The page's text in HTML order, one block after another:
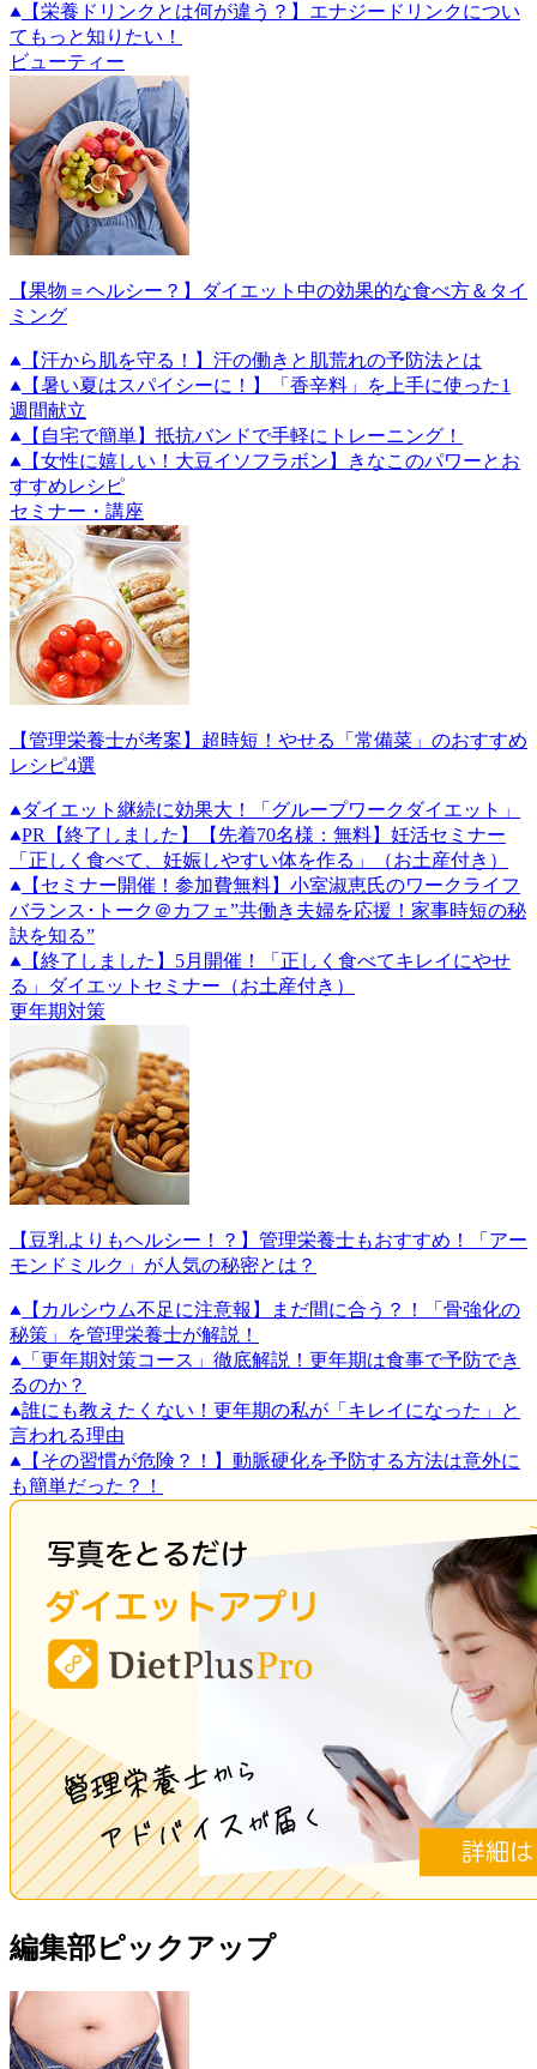
【栄養ドリンクとは何が違う？】エナジードリンクについ
てもっと知りたい！
ビューティー
【果物＝ヘルシー？】ダイエット中の効果的な食べ方＆タイ
ミング
【汗から肌を守る！】汗の働きと肌荒れの予防法とは
【暑い夏はスパイシーに！】「香辛料」を上手に使った1
週間献立
【自宅で簡単】抵抗バンドで手軽にトレーニング！
【女性に嬉しい！大豆イソフラボン】きなこのパワーとお
すすめレシピ
セミナー・講座
【管理栄養士が考案】超時短！やせる「常備菜」のおすすめ
レシピ4選
ダイエット継続に効果大！「グループワークダイエット」
PR
【終了しました】【先着70名様：無料】妊活セミナー
「正しく食べて、妊娠しやすい体を作る」（お土産付き）
【セミナー開催！参加費無料】小室淑恵氏のワークライフ
バランス･トーク＠カフェ”共働き夫婦を応援！家事時短の秘
訣を知る”
【終了しました】5月開催！「正しく食べてキレイにやせ
る」ダイエットセミナー（お土産付き）
更年期対策
【豆乳よりもヘルシー！？】管理栄養士もおすすめ！「アー
モンドミルク」が人気の秘密とは？
【カルシウム不足に注意報】まだ間に合う？！「骨強化の
秘策」を管理栄養士が解説！
「更年期対策コース」徹底解説！更年期は食事で予防でき
るのか？
誰にも教えたくない！更年期の私が「キレイになった」と
言われる理由
【その習慣が危険？！】動脈硬化を予防する方法は意外に
も簡単だった？！
編集部ピックアップ